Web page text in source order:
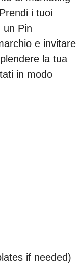
i tuoi
un Pin
e invitare
la tua
in modo
if needed)